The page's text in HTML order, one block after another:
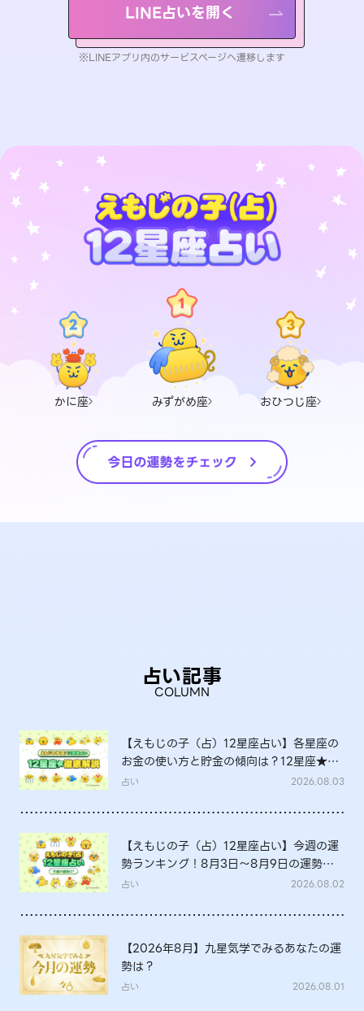
LINE占いを開く
※LINEアプリ内のサービスページへ遷移します
かに座 みずがめ座 おひつじ座
占い記事
COLUMN
【えもじの子（占）12星座占い】各星座の
お金の使い方と貯金の傾向は？12星座★徹
底解説
占い 2026.08.03
【えもじの子（占）12星座占い】今週の運
勢ランキング！8月3日～8月9日の運勢
は？
占い 2026.08.02
【2026年8月】九星気学でみるあなたの運
勢は？
占い 2026.08.01